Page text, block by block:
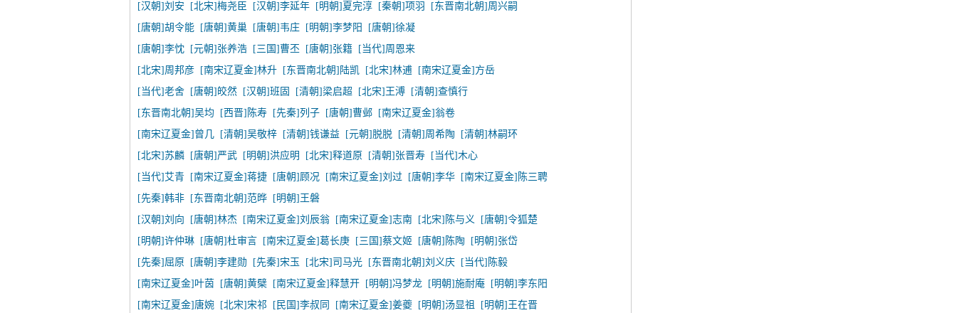
[汉朝]刘安
[北宋]梅尧臣 [汉朝]李延年 [明朝]夏完淳 [秦朝]项羽
[东晋南北朝]周兴嗣
[唐朝]胡令能
[唐朝]黄巢 [唐朝]韦庄 [明朝]李梦阳
[唐朝]徐凝
[唐朝]李忱
[元朝]张养浩 [三国]曹丕 [唐朝]张籍
[当代]周恩来
[北宋]周邦彦
[南宋辽夏金]林升 [东晋南北朝]陆凯 [北宋]林逋
[南宋辽夏金]方岳
[当代]老舍
[唐朝]皎然 [汉朝]班固 [清朝]梁启超 [北宋]王溥
[清朝]查慎行
[东晋南北朝]吴均
[西晋]陈寿 [先秦]列子 [唐朝]曹邺
[南宋辽夏金]翁卷
[南宋辽夏金]曾几
[清朝]吴敬梓 [清朝]钱谦益 [元朝]脱脱 [清朝]周希陶
[清朝]林嗣环
[北宋]苏麟
[唐朝]严武 [明朝]洪应明 [北宋]释道原 [清朝]张晋寿
[当代]木心
[当代]艾青
[南宋辽夏金]蒋捷 [唐朝]顾况 [南宋辽夏金]刘过 [唐朝]李华
[南宋辽夏金]陈三聘
[先秦]韩非
[东晋南北朝]范晔
[明朝]王磐
[汉朝]刘向
[唐朝]林杰 [南宋辽夏金]刘辰翁 [南宋辽夏金]志南 [北宋]陈与义
[唐朝]令狐楚
[明朝]许仲琳
[唐朝]杜审言 [南宋辽夏金]葛长庚 [三国]蔡文姬 [唐朝]陈陶
[明朝]张岱
[先秦]屈原
[唐朝]李建勋 [先秦]宋玉 [北宋]司马光 [东晋南北朝]刘义庆
[当代]陈毅
[南宋辽夏金]叶茵
[唐朝]黄檗 [南宋辽夏金]释慧开 [明朝]冯梦龙 [明朝]施耐庵
[明朝]李东阳
[南宋辽夏金]唐婉
[北宋]宋祁 [民国]李叔同 [南宋辽夏金]姜夔 [明朝]汤显祖
[明朝]王在晋